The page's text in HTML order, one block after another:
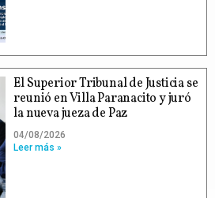
El Superior Tribunal de Justicia se
reunió en Villa Paranacito y juró
la nueva jueza de Paz
04/08/2026
Leer más »